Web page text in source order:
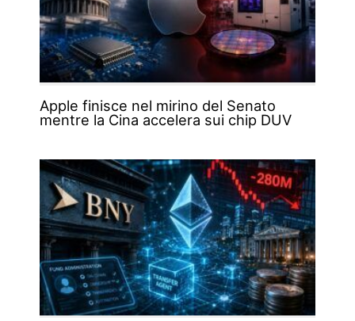
Apple finisce nel mirino del Senato
mentre la Cina accelera sui chip DUV